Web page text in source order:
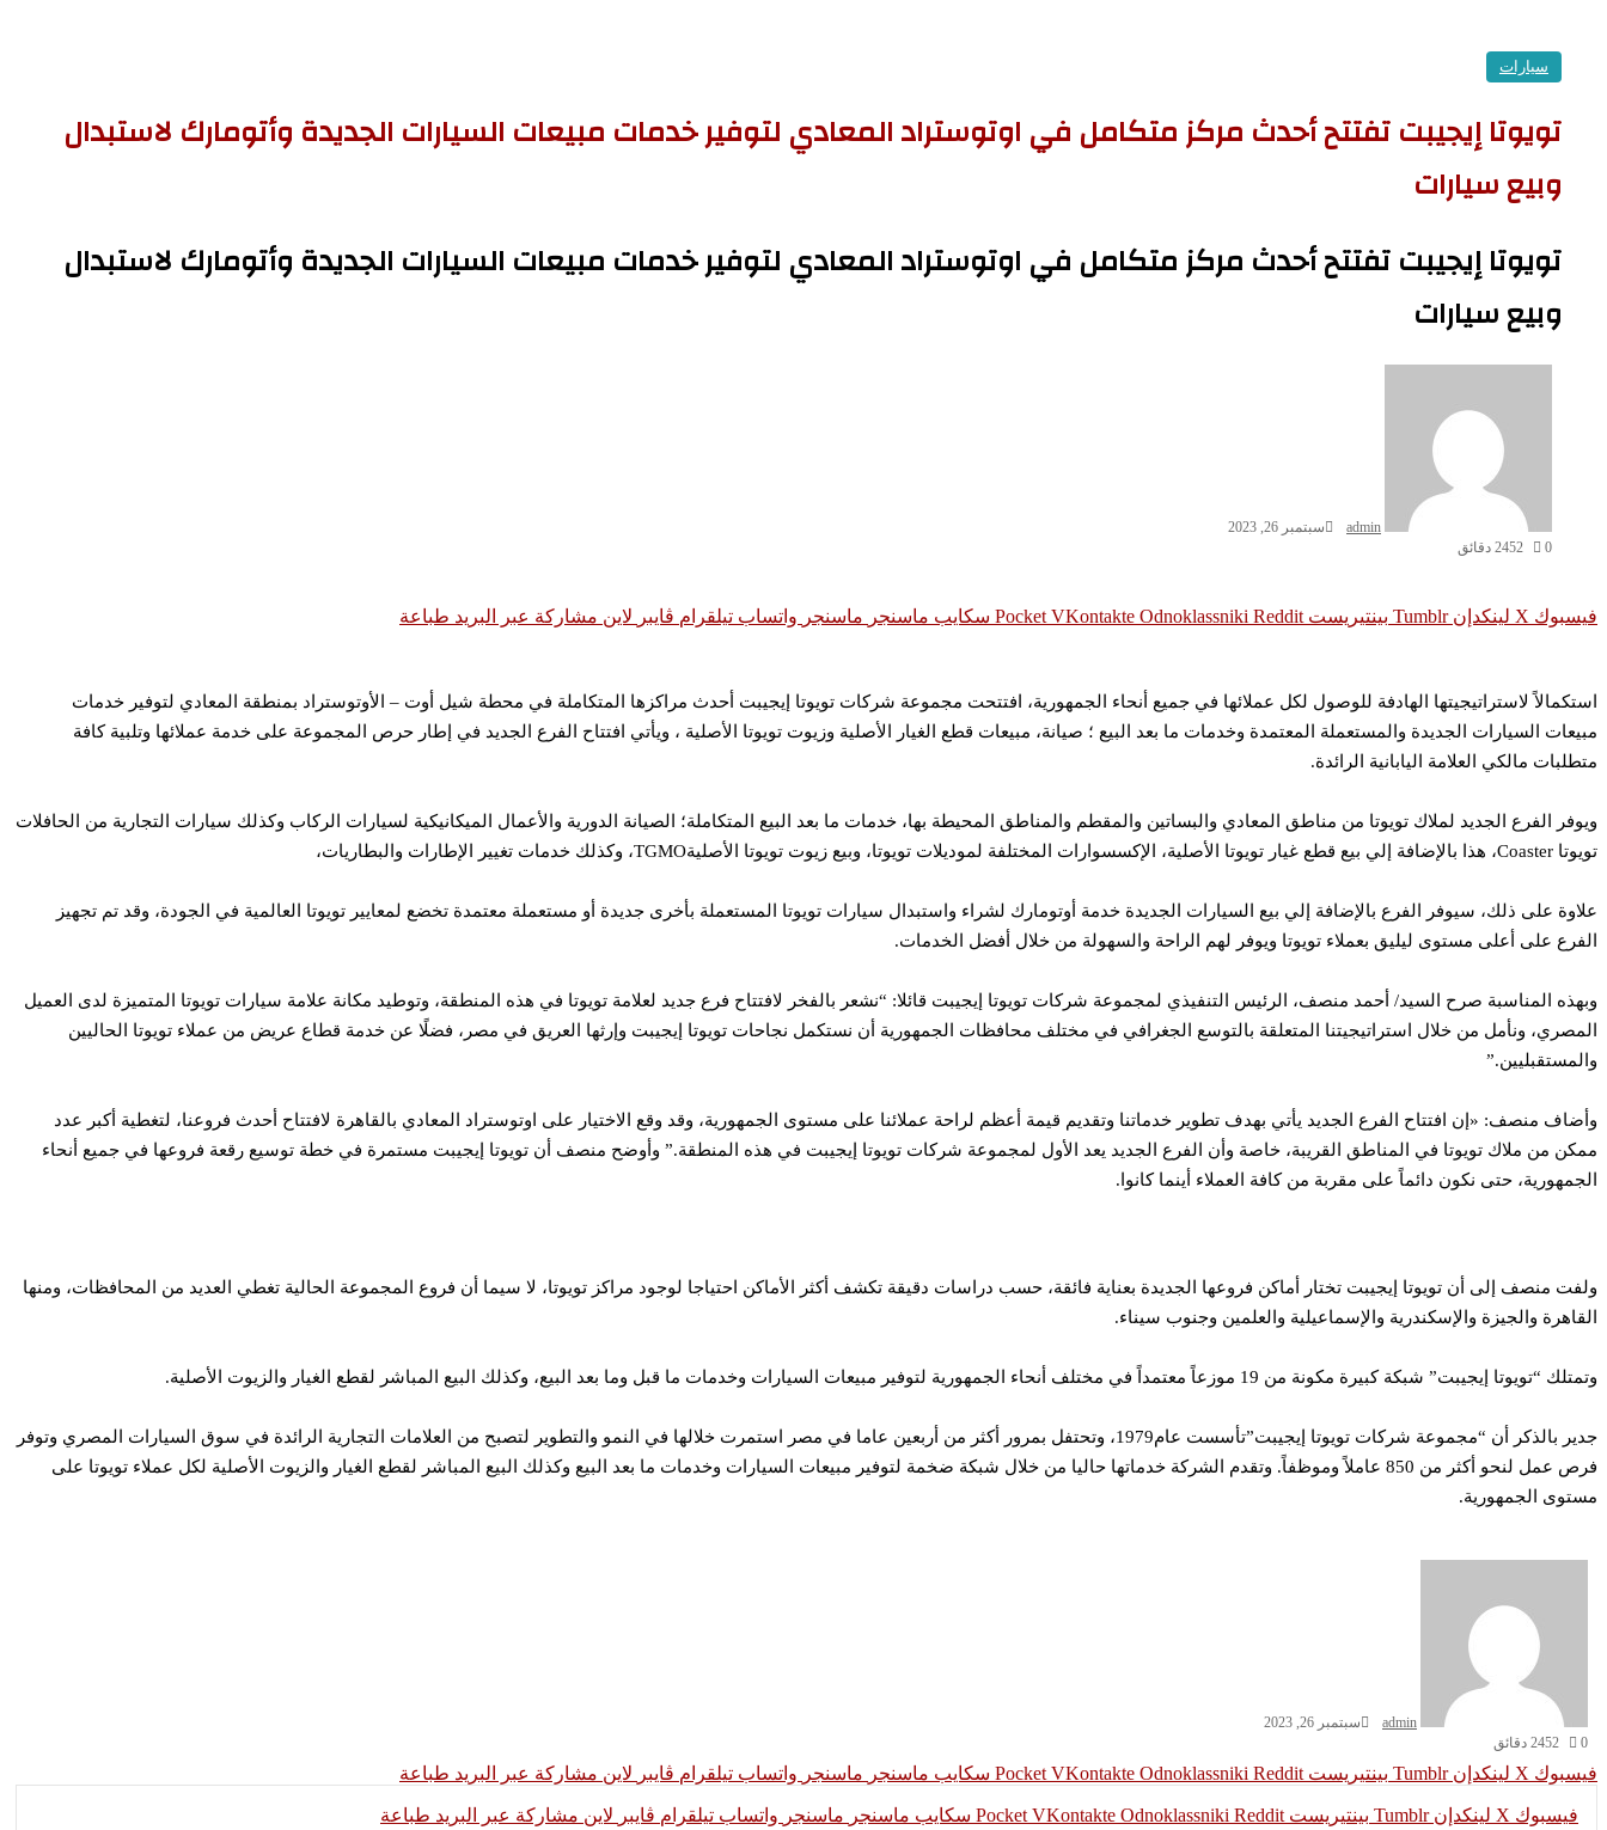
سيارات
تويوتا إيجيبت تفتتح أحدث مركز متكامل في اوتوستراد المعادي لتوفير خدمات مبيعات السيارات الجديدة وأتومارك لاستبدال
وبيع سيارات
تويوتا إيجيبت تفتتح أحدث مركز متكامل في اوتوستراد المعادي لتوفير خدمات مبيعات السيارات الجديدة وأتومارك لاستبدال
وبيع سيارات
admin
سبتمبر 26, 2023
0
4522 دقائق
فيسبوك ‫X لينكدإن بينتيريست Odnoklassniki
‫Pocket سكايب ماسنجر ماسنجر واتساب تيلقرام ڤايبر لاين مشاركة عبر البريد طباعة
استكمالاً لاستراتيجيتها الهادفة للوصول لكل عملائها في جميع أنحاء الجمهورية، افتتحت مجموعة شركات تويوتا إيجيبت أحدث مراكزها المتكاملة في محطة شيل أوت – الأوتوستراد بمنطقة المعادي لتوفير خدمات
مبيعات السيارات الجديدة والمستعملة المعتمدة وخدمات ما بعد البيع ؛ صيانة، مبيعات قطع الغيار الأصلية وزيوت تويوتا الأصلية ، ويأتي افتتاح الفرع الجديد في إطار حرص المجموعة على خدمة عملائها وتلبية كافة
متطلبات مالكي العلامة اليابانية الرائدة.
ويوفر الفرع الجديد لملاك تويوتا من مناطق المعادي والبساتين والمقطم والمناطق المحيطة بها، خدمات ما بعد البيع المتكاملة؛ الصيانة الدورية والأعمال الميكانيكية لسيارات الركاب وكذلك سيارات التجارية من الحافلات
تويوتا Coaster، هذا بالإضافة إلي بيع قطع غيار تويوتا الأصلية، الإكسسوارات المختلفة لموديلات تويوتا، وبيع زيوت تويوتا الأصليةTGMO، وكذلك خدمات تغيير الإطارات والبطاريات،
علاوة على ذلك، سيوفر الفرع بالإضافة إلي بيع السيارات الجديدة خدمة أوتومارك لشراء واستبدال سيارات تويوتا المستعملة بأخرى جديدة أو مستعملة معتمدة تخضع لمعايير تويوتا العالمية في الجودة، وقد تم تجهيز
الفرع على أعلى مستوى ليليق بعملاء تويوتا ويوفر لهم الراحة والسهولة من خلال أفضل الخدمات.
وبهذه المناسبة صرح السيد/ أحمد منصف، الرئيس التنفيذي لمجموعة شركات تويوتا إيجيبت قائلا: “نشعر بالفخر لافتتاح فرع جديد لعلامة تويوتا في هذه المنطقة، وتوطيد مكانة علامة سيارات تويوتا المتميزة لدى العميل
المصري، ونأمل من خلال استراتيجيتنا المتعلقة بالتوسع الجغرافي في مختلف محافظات الجمهورية أن نستكمل نجاحات تويوتا إيجيبت وإرثها العريق في مصر، فضلًا عن خدمة قطاع عريض من عملاء تويوتا الحاليين
والمستقبليين.”
وأضاف منصف: «إن افتتاح الفرع الجديد يأتي بهدف تطوير خدماتنا وتقديم قيمة أعظم لراحة عملائنا على مستوى الجمهورية، وقد وقع الاختيار على اوتوستراد المعادي بالقاهرة لافتتاح أحدث فروعنا، لتغطية أكبر عدد
ممكن من ملاك تويوتا في المناطق القريبة، خاصة وأن الفرع الجديد يعد الأول لمجموعة شركات تويوتا إيجيبت في هذه المنطقة.” وأوضح منصف أن تويوتا إيجيبت مستمرة في خطة توسيع رقعة فروعها في جميع أنحاء
الجمهورية، حتى نكون دائماً على مقربة من كافة العملاء أينما كانوا.
ولفت منصف إلى أن تويوتا إيجيبت تختار أماكن فروعها الجديدة بعناية فائقة، حسب دراسات دقيقة تكشف أكثر الأماكن احتياجا لوجود مراكز تويوتا، لا سيما أن فروع المجموعة الحالية تغطي العديد من المحافظات، ومنها
القاهرة والجيزة والإسكندرية والإسماعيلية والعلمين وجنوب سيناء.
وتمتلك “تويوتا إيجيبت” شبكة كبيرة مكونة من 19 موزعاً معتمداً في مختلف أنحاء الجمهورية لتوفير مبيعات السيارات وخدمات ما قبل وما بعد البيع، وكذلك البيع المباشر لقطع الغيار والزيوت الأصلية.
جدير بالذكر أن “مجموعة شركات تويوتا إيجيبت”تأسست عام1979، وتحتفل بمرور أكثر من أربعين عاما في مصر استمرت خلالها في النمو والتطوير لتصبح من العلامات التجارية الرائدة في سوق السيارات المصري وتوفر
فرص عمل لنحو أكثر من 850 عاملاً وموظفاً. وتقدم الشركة خدماتها حاليا من خلال شبكة ضخمة لتوفير مبيعات السيارات وخدمات ما بعد البيع وكذلك البيع المباشر لقطع الغيار والزيوت الأصلية لكل عملاء تويوتا على
مستوى الجمهورية.
admin
سبتمبر 26, 2023
0
4522 دقائق
فيسبوك ‫X لينكدإن بينتيريست Odnoklassniki
‫Pocket سكايب ماسنجر ماسنجر واتساب تيلقرام ڤايبر لاين مشاركة عبر البريد طباعة
فيسبوك ‫X لينكدإن بينتيريست Odnoklassniki
‫Pocket سكايب ماسنجر ماسنجر واتساب تيلقرام ڤايبر لاين مشاركة عبر البريد طباعة